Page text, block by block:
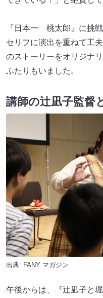
『日本一 桃太郎』に挑
セリフに演出を重ねて工
のストーリーをオリジナ
ふたりもいました。
講師の辻凪子監督
出典: FANY マガジン
午後からは、『辻凪子と